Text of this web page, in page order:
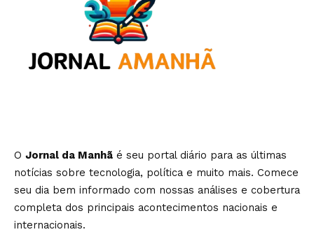
O Jornal da Manhã é seu portal diário para as últimas
notícias sobre tecnologia, política e muito mais. Comece
seu dia bem informado com nossas análises e cobertura
completa dos principais acontecimentos nacionais e
internacionais.